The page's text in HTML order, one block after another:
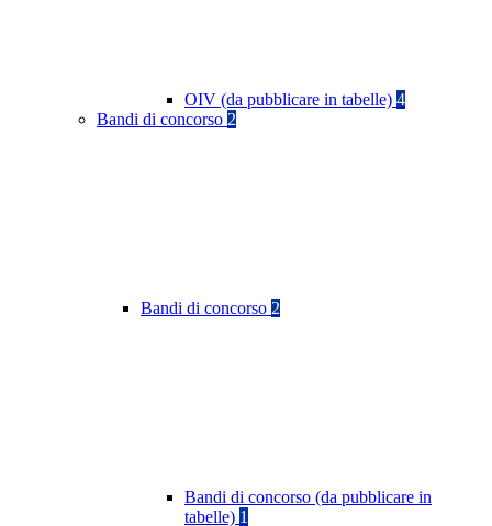
OIV (da pubblicare in tabelle) 4
Bandi di concorso 2
Bandi di concorso 2
Bandi di concorso (da pubblicare in
tabelle) 1